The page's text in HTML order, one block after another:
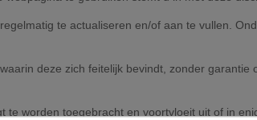
te actualiseren en/of aan te vullen.
deze zich feitelijk bevindt, zonder
worden toegebracht en voortvloeit uit of in